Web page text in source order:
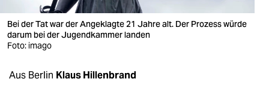
verlag
veranstaltungen
Bei der Tat war der Angeklagte 21 Jahre alt. Der Prozess würde
darum bei der Jugendkammer landen
Foto: imago
Aus Berlin Klaus Hillenbrand